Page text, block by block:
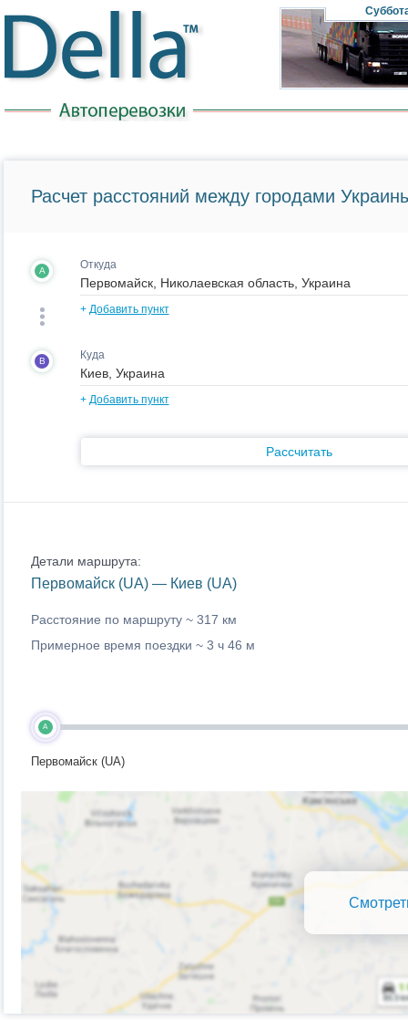
Расчет расстояний между городами
A Откуда
+ Добавить пункт
B Куда
+ Добавить пункт
Рассчитать
Детали маршрута:
Первомайск (UA) — Киев (UA)
Расстояние по маршруту ~ 317 км
Примерное время поездки ~ 3 ч 46 м
A
Первомайск (UA)